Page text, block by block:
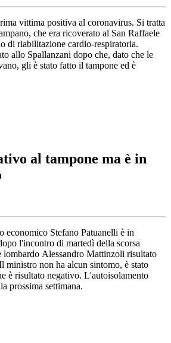
vittima positiva al coronavirus. Si tratta
che era ricoverato al San Raffaele
di riabilitazione cardio-respiratoria.
allo Spallanzani dopo che, dato che le
gli è stato fatto il tampone ed è
al tampone ma è in
Stefano Patuanelli è in
l'incontro di martedì della scorsa
lombardo Alessandro Mattinzoli risultato
ministro non ha alcun sintomo, è stato
è risultato negativo. L'autoisolamento
prossima settimana.